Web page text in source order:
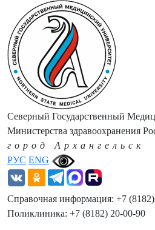
РУС ENG
Северный Государственный
Министерства здравоохранения
город Архангельск
Справочная информация: +7
Поликлиника: +7 (8182) 20-00-90